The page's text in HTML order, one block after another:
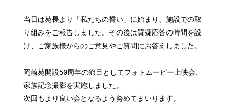
当日は苑長より「私たちの誓い」に始まり、施設での取
り組みをご報告しました。その後は質疑応答の時間を設
け、ご家族様からのご意見やご質問にお答えしました。
岡崎苑開設50周年の節目としてフォトムービー上映会、
家族記念撮影を実施しました。
次回もより良い会となるよう努めてまいります。